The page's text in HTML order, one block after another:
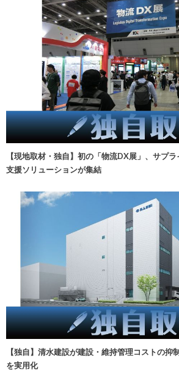
【現地取材・独自】初の「物流DX展」、サプ
支援ソリューションが集結
【独自】清水建設が建設・維持管理コストの抑
を実用化